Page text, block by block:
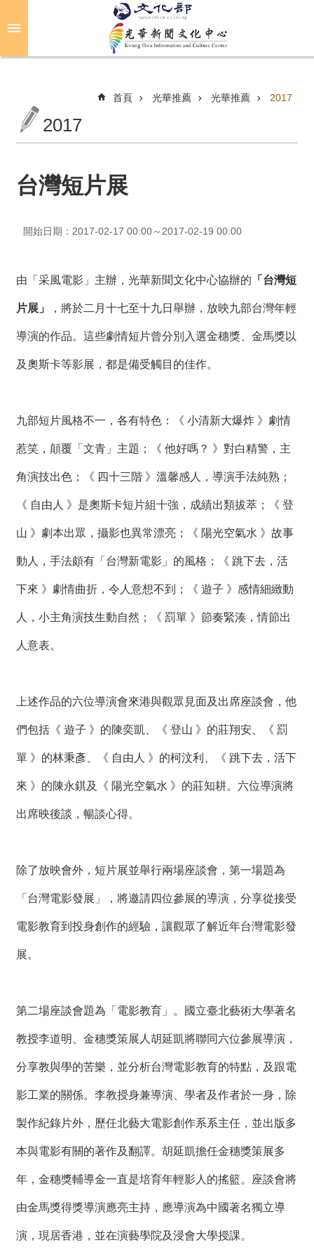
關
華
光
推
新
聞
友
連
結
光
之
聯
我
網
導
首頁 光華推薦 光華推薦 2017
2017
台灣短片展
開始日期：2017-02-17 00:00～2017-02-19 00:00
由「采風電影」主辦，光華新聞文化中心協辦的 「台灣短
片展」 ，將於二月十七至十九日舉辦，放映九部台灣年輕
導演的作品。這些劇情短片曾分別入選金穗獎、金馬獎以
及奧斯卡等影展，都是備受觸目的佳作。
九部短片風格不一，各有特色：《 小清新大爆炸 》劇情
惹笑，顛覆「文青」主題；《 他好嗎？ 》對白精警，主
角演技出色；《 四十三階 》溫馨感人，導演手法純熟；
《 自由人 》是奧斯卡短片組十強，成績出類拔萃；《 登
山 》劇本出眾，攝影也異常漂亮；《 陽光空氣水 》故事
動人，手法頗有「台灣新電影」的風格；《 跳下去，活
下來 》劇情曲折，令人意想不到；《 遊子 》感情細緻動
人，小主角演技生動自然；《 罰單 》節奏緊湊，情節出
人意表。
上述作品的六位導演會來港與觀眾見面及出席座談會，他
們包括《 遊子 》的陳奕凱、《 登山 》的莊翔安、《 罰
單 》的林秉彥、《 自由人 》的柯汶利、《 跳下去，活下
來 》的陳永錤及《 陽光空氣水 》的莊知耕。六位導演將
出席映後談，暢談心得。
除了放映會外，短片展並舉行兩場座談會，第一場題為
「台灣電影發展」，將邀請四位參展的導演，分享從接受
電影教育到投身創作的經驗，讓觀眾了解近年台灣電影發
展。
第二場座談會題為「電影教育」。國立臺北藝術大學著名
教授李道明、金穗獎策展人胡延凱將聯同六位參展導演，
分享教與學的苦樂，並分析台灣電影教育的特點，及跟電
影工業的關係。李教授身兼導演、學者及作者於一身，除
製作紀錄片外，歷任北藝大電影創作系系主任，並出版多
本與電影有關的著作及翻譯。胡延凱擔任金穗獎策展多
年，金穗獎輔導金一直是培育年輕影人的搖籃。座談會將
由金馬獎得獎導演應亮主持，應導演為中國著名獨立導
演，現居香港，並在演藝學院及浸會大學授課。